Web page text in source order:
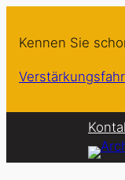
Inhalt
Kennen Sie